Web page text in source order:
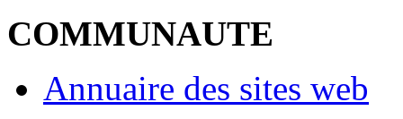
COMMUNAUTE
Annuaire des sites web